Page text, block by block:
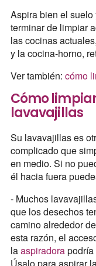
Aspira bien el suelo
terminar de limpiar
las cocinas
y la cocina-horno,
Ver también: cómo
Cómo
lavavajillas
Su lavavajillas es
complicado que
en medio. Si no
él hacia fuera
- Muchos
que los desechos
camino alrededor
esta razón, el
laaspiradorapodría
Úsalo para aspirar